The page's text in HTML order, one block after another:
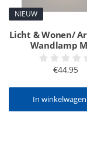
NIEUW
Licht & Wonen/
Wandlamp
€44,95
In winkelwagen